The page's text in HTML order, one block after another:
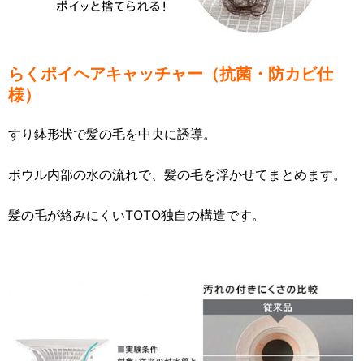
らくポイヘアキャッチャー（抗菌・防カビ仕
様）
すり鉢形状で髪の毛を中央に誘導。
ボウル内部の水の流れで、髪の毛を浮かせてまとめます。
髪の毛が絡みにくいTOTO独自の構造です。